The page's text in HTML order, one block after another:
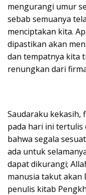
mengurangi umur
sebab semuanya
menciptakan kita.
dipastikan akan
dan tempatnya kita
renungkan dari
Saudaraku kekasih,
pada hari ini tertulis
bahwa segala
ada untuk
dapat dikurangi;
manusia takut akan
penulis kitab